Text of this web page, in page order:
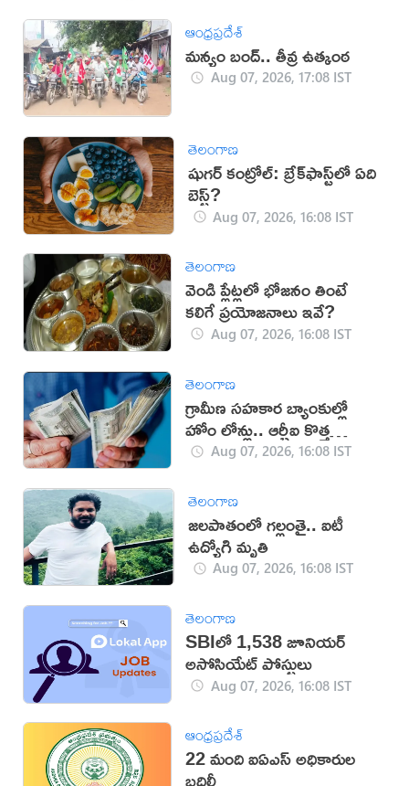
ఆంధ్రప్రదేశ్
మన్యం బంద్.. తీవ్ర ఉత్కంఠ
Aug 07, 2026, 17:08 IST
తెలంగాణ
షుగర్ కంట్రోల్: బ్రేక్‌ఫాస్ట్‌లో ఏది
బెస్ట్?
Aug 07, 2026, 16:08 IST
తెలంగాణ
వెండి ప్లేట్లలో భోజనం తింటే
కలిగే ప్రయోజనాలు ఇవే?
Aug 07, 2026, 16:08 IST
తెలంగాణ
గ్రామీణ సహకార బ్యాంకుల్లో
హోం లోన్లు.. ఆర్బీఐ కొత్త
నిబంధనలు
Aug 07, 2026, 16:08 IST
తెలంగాణ
జలపాతంలో గల్లంతై.. ఐటీ
ఉద్యోగి మృతి
Aug 07, 2026, 16:08 IST
తెలంగాణ
SBIలో 1,538 జూనియర్
అసోసియేట్ పోస్టులు
Aug 07, 2026, 16:08 IST
ఆంధ్రప్రదేశ్
22 మంది ఐఏఎస్‌ అధికారుల